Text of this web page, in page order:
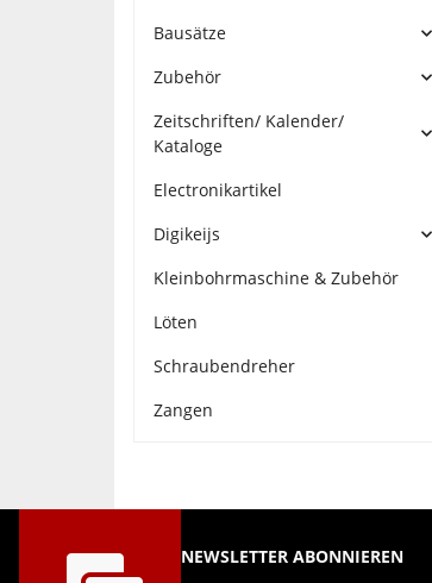
Bausätze
Zubehör
Zeitschriften/ Kalender/
Kataloge
Electronikartikel
Digikeijs
Kleinbohrmaschine & Zubehör
Löten
Schraubendreher
Zangen
NEWSLETTER ABONNIEREN